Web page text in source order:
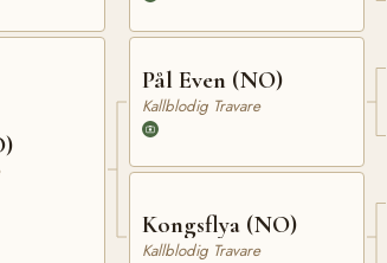
Pål Even (NO)
Kallblodig Travare
Kongsflya (NO)
Kallblodig Travare